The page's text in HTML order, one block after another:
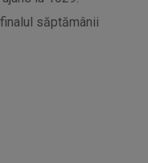
săptămânii